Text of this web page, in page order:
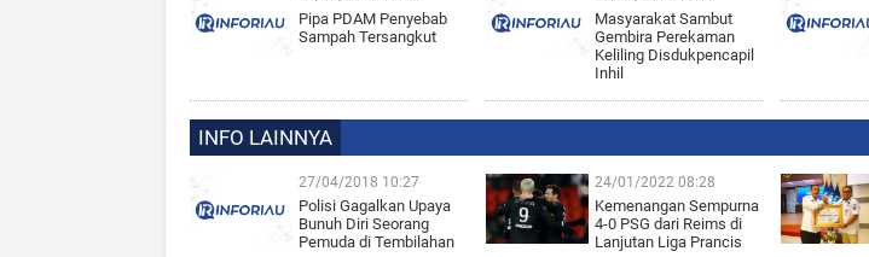
Pipa PDAM Penyebab
Sampah Tersangkut
Masyarakat Sambut
Gembira Perekaman
Keliling Disdukpencapil
Inhil
INFO LAINNYA
27/04/2018 10:27
Polisi Gagalkan Upaya
Bunuh Diri Seorang
Pemuda di Tembilahan
24/01/2022 08:28
Kemenangan Sempurna
4-0 PSG dari Reims di
Lanjutan Liga Prancis